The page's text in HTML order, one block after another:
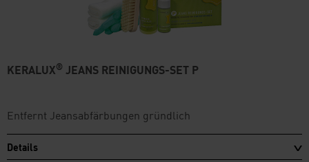
KERALUX® JEANS REINIGUNGS-SET P
Entfernt Jeansabfärbungen gründlich
Details